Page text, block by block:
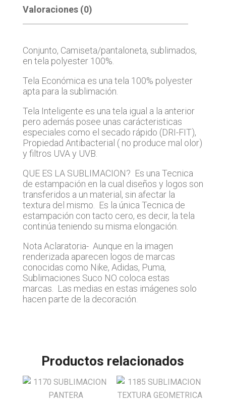
Valoraciones (0)
Conjunto, Camiseta/pantaloneta, sublimados,
en tela polyester 100%.
Tela Económica es una tela 100% polyester
apta para la sublimación.
Tela Inteligente es una tela igual a la anterior
pero además posee unas carácteristicas
especiales como el secado rápido (DRI-FIT),
Propiedad Antibacterial ( no produce mal olor)
y filtros UVA y UVB.
QUE ES LA SUBLIMACION? Es una Tecnica
de estampación en la cual diseños y logos son
transferidos a un material, sin afectar la
textura del mismo. Es la única Tecnica de
estampación con tacto cero, es decir, la tela
continúa teniendo su misma elongación.
Nota Aclaratoria- Aunque en la imagen
renderizada aparecen logos de marcas
conocidas como Nike, Adidas, Puma,
Sublimaciones Suco NO coloca estas
marcas. Las medias en estas imágenes solo
hacen parte de la decoración.
Productos relacionados